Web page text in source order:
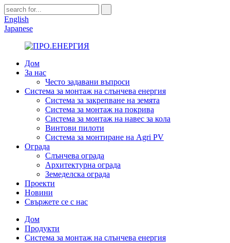
English
Japanese
Дом
За нас
Често задавани въпроси
Система за монтаж на слънчева енергия
Система за закрепване на земята
Система за монтаж на покрива
Система за монтаж на навес за кола
Винтови пилоти
Система за монтиране на Agri PV
Ограда
Слънчева ограда
Архитектурна ограда
Земеделска ограда
Проекти
Новини
Свържете се с нас
Дом
Продукти
Система за монтаж на слънчева енергия